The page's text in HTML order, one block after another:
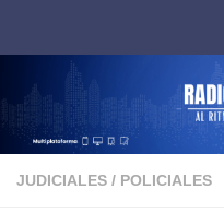
JUDICIALES / POLICIALES